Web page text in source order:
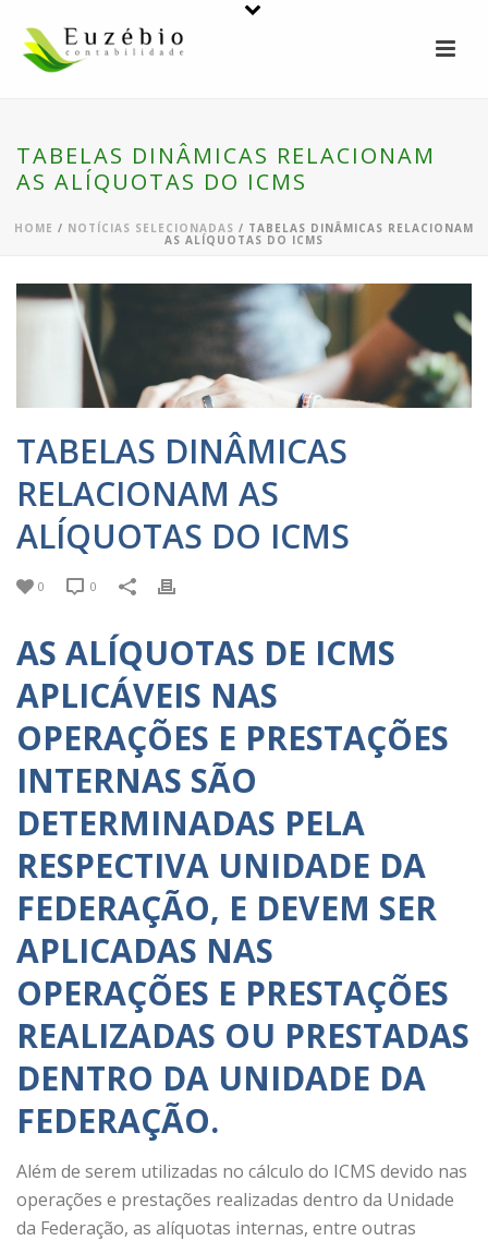
TABELAS DINÂMICAS RELACIONAM
AS ALÍQUOTAS DO ICMS
HOME / NOTÍCIAS SELECIONADAS / TABELAS DINÂMICAS RELACIONAM
AS ALÍQUOTAS DO ICMS
TABELAS DINÂMICAS
RELACIONAM AS
ALÍQUOTAS DO ICMS
0 0
AS ALÍQUOTAS DE ICMS
APLICÁVEIS NAS
OPERAÇÕES E PRESTAÇÕES
INTERNAS SÃO
DETERMINADAS PELA
RESPECTIVA UNIDADE DA
FEDERAÇÃO, E DEVEM SER
APLICADAS NAS
OPERAÇÕES E PRESTAÇÕES
REALIZADAS OU PRESTADAS
DENTRO DA UNIDADE DA
FEDERAÇÃO.
Além de serem utilizadas no cálculo do ICMS devido nas
operações e prestações realizadas dentro da Unidade
da Federação, as alíquotas internas, entre outras